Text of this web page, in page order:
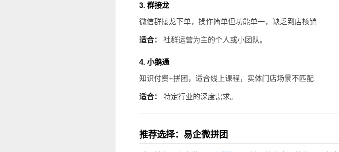
3. 群接龙
微信群接龙下单，操作简单但功能单一，缺乏到店核销
适合： 社群运营为主的个人或小团队。
4. 小鹅通
知识付费+拼团，适合线上课程，实体门店场景不匹配
适合： 特定行业的深度需求。
推荐选择：易企微拼团